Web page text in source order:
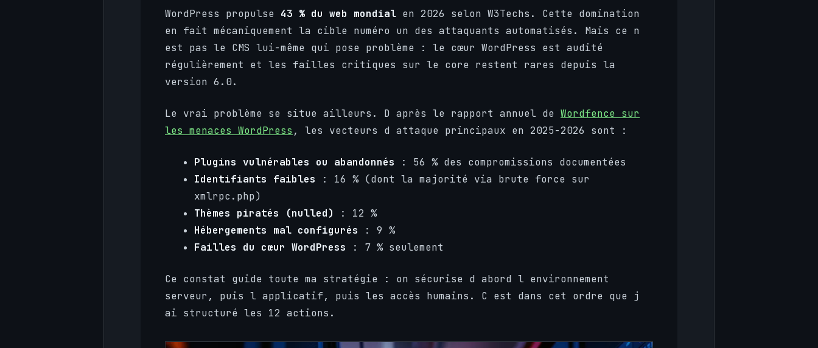
WordPress propulse 43 % du web mondial en 2026 selon W3Techs. Cette domination
en fait mécaniquement la cible numéro un des attaquants automatisés. Mais ce n
est pas le CMS lui-même qui pose problème : le cœur WordPress est audité
régulièrement et les failles critiques sur le core restent rares depuis la
version 6.0.
Le vrai problème se situe ailleurs. D après le rapport annuel de Wordfence sur
les menaces WordPress , les vecteurs d attaque principaux en 2025-2026 sont :
Plugins vulnérables ou abandonnés : 56 % des compromissions documentées
Identifiants faibles : 16 % (dont la majorité via brute force sur
xmlrpc.php)
Thèmes piratés (nulled)
: 12 %
Hébergements mal configurés : 9 %
Failles du cœur WordPress : 7 % seulement
Ce constat guide toute ma stratégie : on sécurise d abord l environnement
serveur, puis l applicatif, puis les accès humains. C est dans cet ordre que j
ai structuré les 12 actions.